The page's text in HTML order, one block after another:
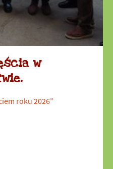
w
roku 2026”